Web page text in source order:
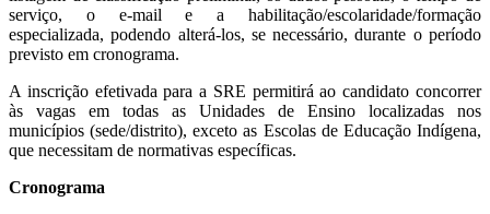
serviço, o e-mail e a habilitação/escolaridade/formação
especializada, podendo alterá-los, se necessário, durante o período
previsto em cronograma.
A inscrição efetivada para a SRE permitirá ao candidato concorrer
às vagas em todas as Unidades de Ensino localizadas nos
municípios (sede/distrito), exceto as Escolas de Educação Indígena,
que necessitam de normativas específicas.
Cronograma